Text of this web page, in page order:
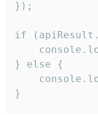
});
if
} else {
}